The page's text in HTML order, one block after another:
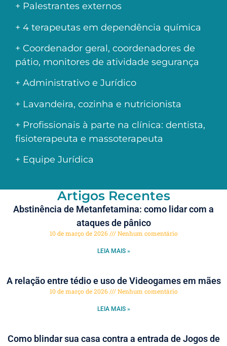
+ Palestrantes externos
+ 4 terapeutas em dependência química
+ Coordenador geral, coordenadores de
pátio, monitores de atividade segurança
+ Administrativo e Jurídico
+ Lavandeira, cozinha e nutricionista
+ Profissionais à parte na clínica: dentista,
fisioterapeuta e massoterapeuta
+ Equipe Jurídica
Artigos Recentes
Abstinência de Metanfetamina: como lidar com a
ataques de pânico
10 de março de 2026 Nenhum comentário
LEIA MAIS »
A relação entre tédio e uso de Videogames em mães
10 de março de 2026 Nenhum comentário
LEIA MAIS »
Como blindar sua casa contra a entrada de Jogos de